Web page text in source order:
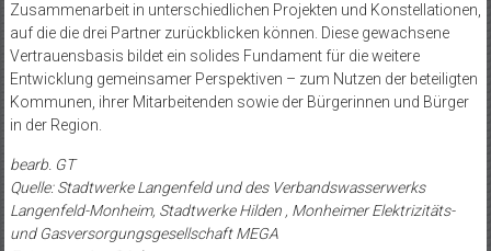
Zusammenarbeit in unterschiedlichen Projekten und Konstellationen,
auf die die drei Partner zurückblicken können. Diese gewachsene
Vertrauensbasis bildet ein solides Fundament für die weitere
Entwicklung gemeinsamer Perspektiven – zum Nutzen der beteiligten
Kommunen, ihrer Mitarbeitenden sowie der Bürgerinnen und Bürger
in der Region.
bearb. GT
Quelle: Stadtwerke Langenfeld und des Verbandswasserwerks
Langenfeld-Monheim, Stadtwerke Hilden , Monheimer Elektrizitäts-
und Gasversorgungsgesellschaft MEGA